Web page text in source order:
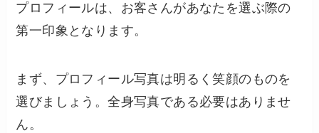
プロフィールは、お客さんがあなたを選ぶ際の
第一印象となります。
まず、プロフィール写真は明るく笑顔のものを
選びましょう。全身写真である必要はありませ
ん。